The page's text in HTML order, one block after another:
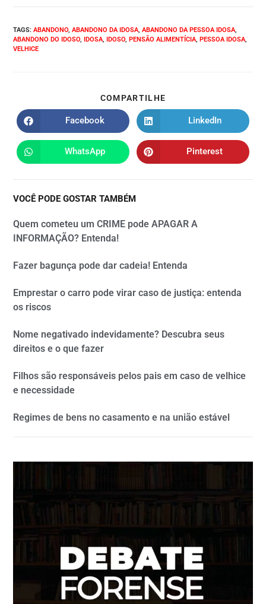
TAGS:ABANDONO, ABANDONO DA IDOSA, ABANDONO DA PESSOA IDOSA,
ABANDONO DO IDOSO, IDOSA, IDOSO, PENSÃO ALIMENTÍCIA, PESSOA IDOSA,
VELHICE
COMPARTILHE
Facebook LinkedIn
WhatsApp Pinterest
VOCÊ PODE GOSTAR TAMBÉM
Quem cometeu um CRIME pode APAGAR A
INFORMAÇÃO? Entenda!
Fazer bagunça pode dar cadeia! Entenda
Emprestar o carro pode virar caso de justiça: entenda
os riscos
Nome negativado indevidamente? Descubra seus
direitos e o que fazer
Filhos são responsáveis pelos pais em caso de velhice
e necessidade
Regimes de bens no casamento e na união estável